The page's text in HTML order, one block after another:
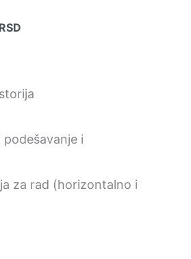
RSD
i
za rad (horizontalno i